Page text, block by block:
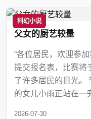
科幻小说
父女的厨艺较量
“各位居民，欢迎参
提交报名表，比赛将
了许多居民的目光。
的女儿小雨正站在一
2026-07-30